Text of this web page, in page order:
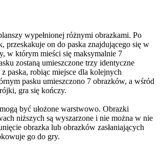
wypełnionej różnymi obrazkami. Po
przeskakuje on do paska znajdującego się w
w którym mieści się maksymalnie 7
zostaną umieszczone trzy identyczne
paska, robiąc miejsce dla kolejnych
pasku umieszczono 7 obrazków, a wśród
gra się kończy.
być ułożone warstwowo. Obrazki
niższych są wyszarzone i nie można w nie
obrazka lub obrazków zasłaniających
go do gry.